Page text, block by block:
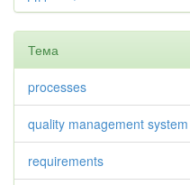
Тема
processes
quality management system
requirements